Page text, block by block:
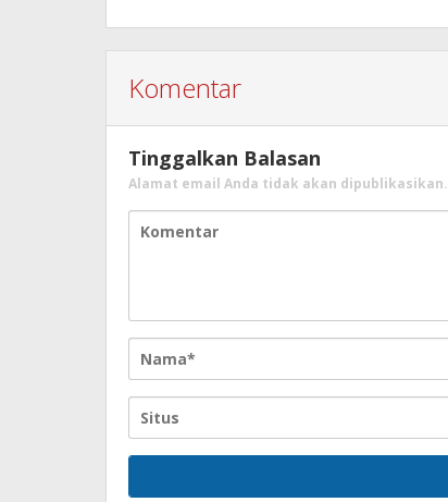
Komentar
Tinggalkan Balasan
Alamat email Anda tidak akan dipublikasikan.